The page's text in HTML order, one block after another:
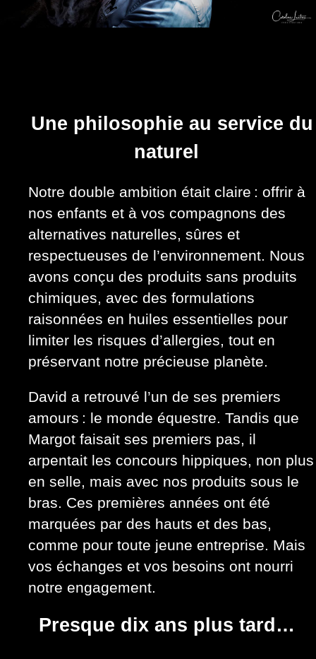
Une philosophie au service du
naturel
Notre double ambition était claire : offrir à
nos enfants et à vos compagnons des
alternatives naturelles, sûres et
respectueuses de l’environnement. Nous
avons conçu des produits sans produits
chimiques, avec des formulations
raisonnées en huiles essentielles pour
limiter les risques d’allergies, tout en
préservant notre précieuse planète.
David a retrouvé l’un de ses premiers
amours : le monde équestre. Tandis que
Margot faisait ses premiers pas, il
arpentait les concours hippiques, non plus
en selle, mais avec nos produits sous le
bras. Ces premières années ont été
marquées par des hauts et des bas,
comme pour toute jeune entreprise. Mais
vos échanges et vos besoins ont nourri
notre engagement.
Presque dix ans plus tard…